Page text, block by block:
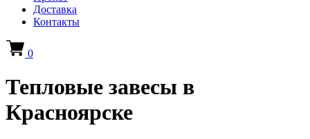
Доставка
Контакты
0
Тепловые завесы в
Красноярске